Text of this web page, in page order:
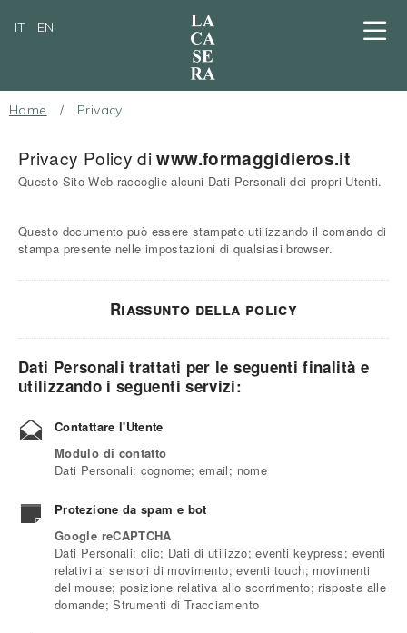
IT EN
La bottega con i tavoli
Il nostro catalogo prodotti
Professionisti
News, eventi & press
Informazioni
SHOP ONLINE
Home / Privacy
Privacy Policy diwww.formaggidieros.it
Questo Sito Web raccoglie alcuni Dati Personali dei propri Utenti.
Questo documento può essere stampato utilizzando il comando di
stampa presente nelle impostazioni di qualsiasi browser.
Riassunto della policy
Dati Personali trattati per le seguenti finalità e
utilizzando i seguenti servizi:
Contattare l'Utente
Modulo di contatto
Dati Personali: cognome; email; nome
Protezione da spam e bot
Google reCAPTCHA
Dati Personali: clic; Dati di utilizzo; eventi keypress; eventi
relativi ai sensori di movimento; eventi touch; movimenti
del mouse; posizione relativa allo scorrimento; risposte alle
domande; Strumenti di Tracciamento